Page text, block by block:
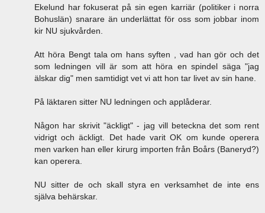
Ekelund har fokuserat på sin egen karriär (politiker i norra
Bohuslän) snarare än underlättat för oss som jobbar inom
kir NU sjukvården.
Att höra Bengt tala om hans syften , vad han gör och det
som ledningen vill är som att höra en spindel säga "jag
älskar dig" men samtidigt vet vi att hon tar livet av sin hane.
På läktaren sitter NU ledningen och applåderar.
Någon har skrivit "äckligt" - jag vill beteckna det som rent
vidrigt och äckligt. Det hade varit OK om kunde operera
men varken han eller kirurg importen från Boårs (Baneryd?)
kan operera.
NU sitter de och skall styra en verksamhet de inte ens
själva behärskar.